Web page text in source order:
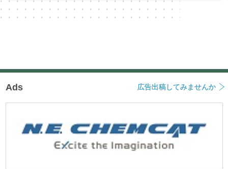
Ads 広告出稿してみませんか